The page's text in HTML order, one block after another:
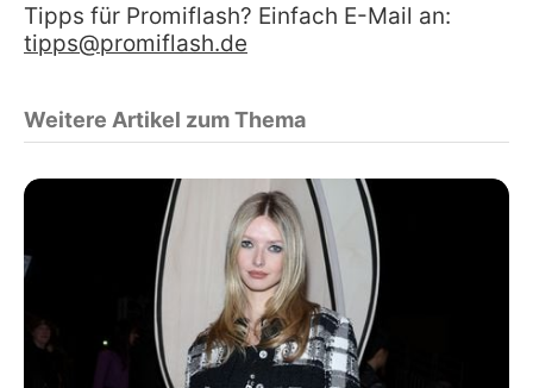
Tipps für Promiflash? Einfach E-Mail an:
tipps@promiflash.de
Weitere Artikel zum Thema